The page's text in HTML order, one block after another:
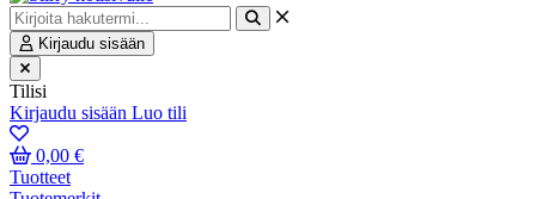
Kirjaudu sisään
Tilisi
Kirjaudu sisään Luo tili
0,00 €
Tuotteet